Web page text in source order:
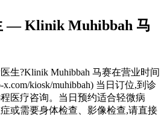
— Klinik Muhibbah 马
生?Klinik Muhibbah 马赛在营业时间
kiosk/muhibbah) 当日订位,到诊
医疗咨询。当日预约适合轻微病
或需要身体检查、影像检查,请直接